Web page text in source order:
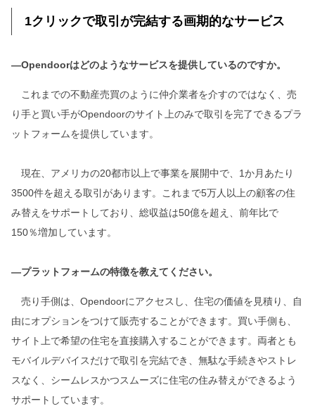
1クリックで取引が完結する画期的なサービス
―Opendoorはどのようなサービスを提供しているのですか。
これまでの不動産売買のように仲介業者を介すのではなく、売
り手と買い手がOpendoorのサイト上のみで取引を完了できるプラ
ットフォームを提供しています。
現在、アメリカの20都市以上で事業を展開中で、1か月あたり
3500件を超える取引があります。これまで5万人以上の顧客の住
み替えをサポートしており、総収益は50億を超え、前年比で
150％増加しています。
―プラットフォームの特徴を教えてください。
売り手側は、Opendoorにアクセスし、住宅の価値を見積り、自
由にオプションをつけて販売することができます。買い手側も、
サイト上で希望の住宅を直接購入することができます。両者とも
モバイルデバイスだけで取引を完結でき、無駄な手続きやストレ
スなく、シームレスかつスムーズに住宅の住み替えができるよう
サポートしています。